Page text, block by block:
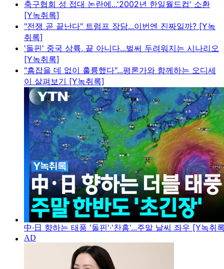
축구협회 성 접대 논란에...'2002년 한일월드컵' 소환
[Y녹취록]
"전쟁 곧 끝난다" 트럼프 장담...이번엔 진짜일까? [Y녹
취록]
'돌핀' 중국 상륙, 끝 아니다...벌써 두려워지는 시나리오
[Y녹취록]
"흠잡을 데 없이 훌륭했다"...평론가와 함께하는 오디세
이 살펴보기 [Y녹취록]
中·日 향하는 태풍 '돌핀'·'찬홈'...주말 날씨 좌우 [Y녹취